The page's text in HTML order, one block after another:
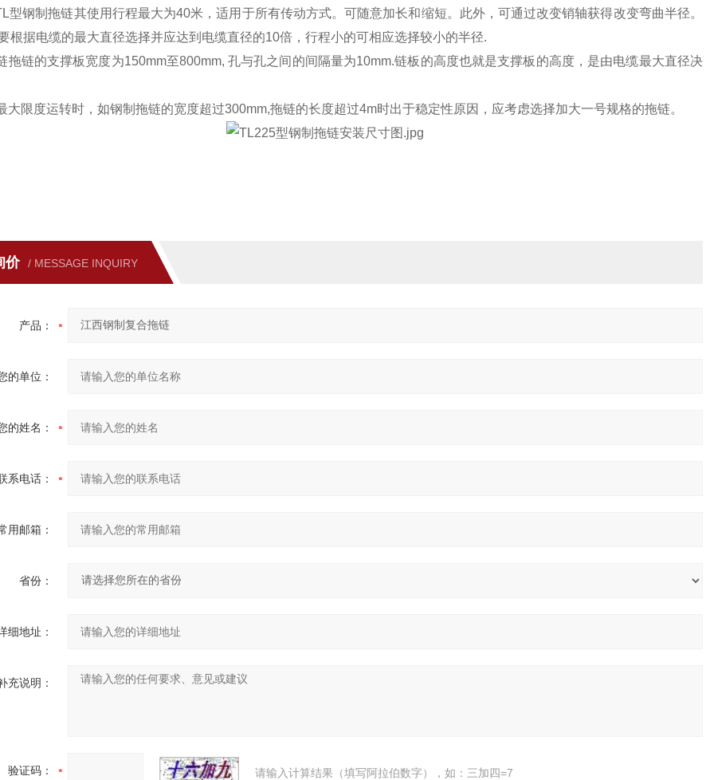
型钢制拖链其使用行程最大为40米，适用于所有传动方式。可随意加长和缩短。此外，可通过改变销轴获得改变弯曲半径。
根据电缆的最大直径选择并应达到电缆直径的10倍，行程小的可相应选择较小的半径.
拖链的支撑板宽度为150mm至800mm, 孔与孔之间的间隔量为10mm.链板的高度也就是支撑板的高度，是由电缆最大直径决
大限度运转时，如钢制拖链的宽度超过300mm,拖链的长度超过4m时出于稳定性原因，应考虑选择加大一号规格的拖链。
价 / MESSAGE INQUIRY
产品：
的单位：
的姓名：
系电话：
用邮箱：
省份：
细地址：
充说明：
验证码： 请输入计算结果（填写阿拉伯数字），如：三加四=7